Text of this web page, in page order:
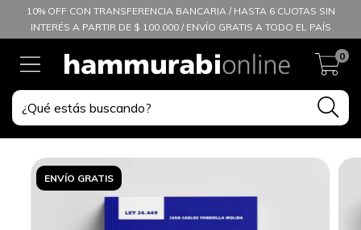
10% OFF CON TRANSFERENCIA BANCARIA / HASTA 6 CUOTAS SIN
INTERÉS A PARTIR DE $ 100.000 / ENVÍO GRATIS A TODO EL PAÍS
0
ENVÍO GRATIS